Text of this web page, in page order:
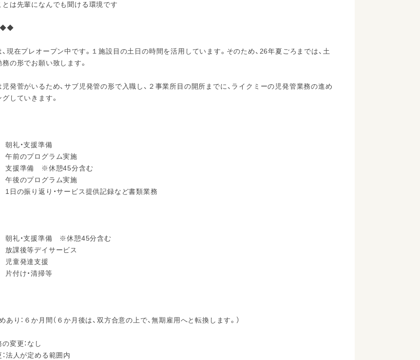
は先輩になんでも聞ける環境です
◆◆
現在プレオープン中です。１施設目の土日の時間を活用しています。そのため、26年夏ごろまでは、土
の形でお願い致します。
児発菅がいるため、サブ児発管の形で入職し、２事業所目の開所までに、ライクミーの児発管業務の進め
していきます。
礼・支援準備
前のプログラム実施
支援準備 ※休憩45分含む
後のプログラム実施
日の振り返り・サービス提供記録など書類業務
礼・支援準備 ※休憩45分含む
課後等デイサービス
童発達支援
付け・清掃等
あり：６か月間（６か月後は、双方合意の上で、無期雇用へと転換します。）
変更：なし
法人が定める範囲内